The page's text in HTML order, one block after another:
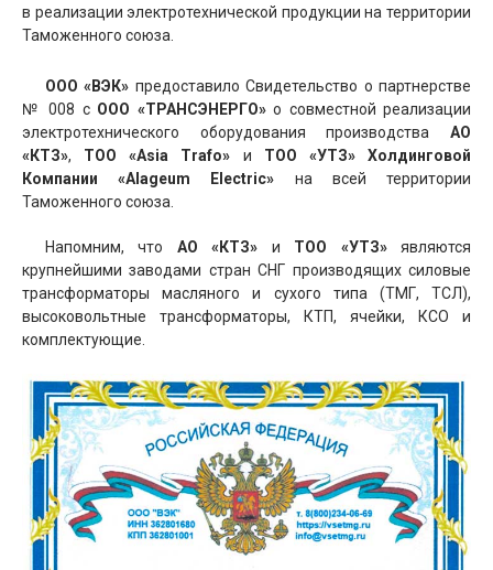
в реализации электротехнической продукции на территории
Таможенного союза.
ООО «ВЭК» предоставило Свидетельство о партнерстве
№ 008 с ООО «ТРАНСЭНЕРГО»о совместной реализации
электротехнического оборудования производства АО
«КТЗ», ТОО «Asia Trafo» и ТОО «УТЗ» Холдинговой
Компании «Alageum Electric» на всей территории
Таможенного союза.
Напомним, что АО «КТЗ» и ТОО «УТЗ»являются
крупнейшими заводами стран СНГ производящих силовые
трансформаторы масляного и сухого типа (ТМГ, ТСЛ),
высоковольтные трансформаторы, КТП, ячейки, КСО и
комплектующие.